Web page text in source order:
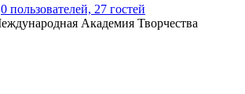
0 пользователей, 27 гостей
Академия Творчества